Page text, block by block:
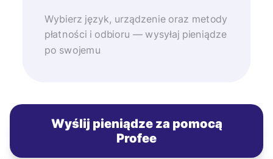
Wybierz język, urządzenie oraz metody
płatności i odbioru — wysyłaj pieniądze
po swojemu
Wyślij pieniądze za pomocą
Profee